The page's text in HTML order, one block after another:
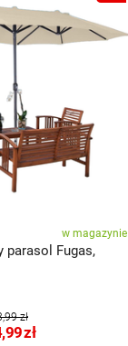
w magazynie
parasol Fugas,
zł
zł